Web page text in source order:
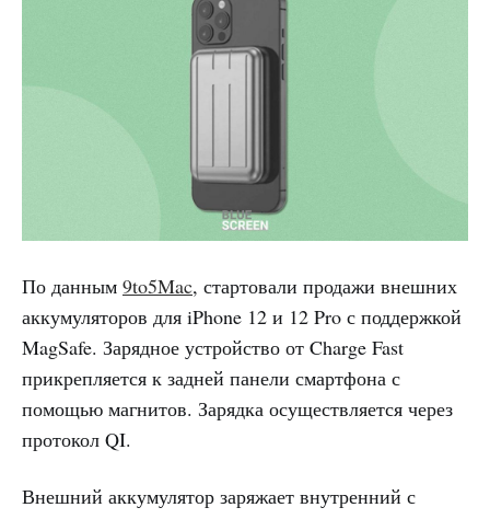
По данным 9to5Mac, стартовали продажи внешних
аккумуляторов для iPhone 12 и 12 Pro с поддержкой
MagSafe. Зарядное устройство от Charge Fast
прикрепляется к задней панели смартфона с
помощью магнитов. Зарядка осуществляется через
протокол QI.
Внешний аккумулятор заряжает внутренний с